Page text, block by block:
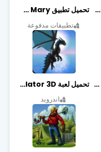
تحميل تطبيق OBDeleven Car Diagnostics مهكر أخر إصدار تحميل تطبيق Obd Mary مهكر أخر إصدار
تطبيقات مدفوعة
تحميل تطبيق EOBD Facile مهكر أخر إصدار تحميل لعبة Dragon Simulator 3D مهكرة أخر إصدار
اندرويد